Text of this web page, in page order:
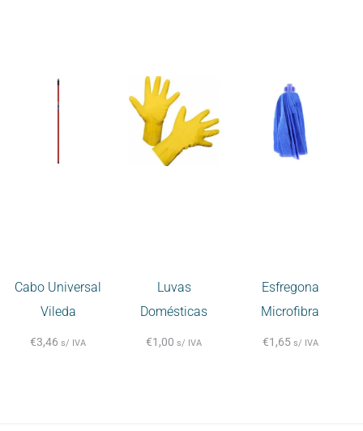
Cabo Universal
Vileda
€3,46 s/ IVA
Luvas
Domésticas
€1,00 s/ IVA
Esfregona
Microfibra
€1,65 s/ IVA